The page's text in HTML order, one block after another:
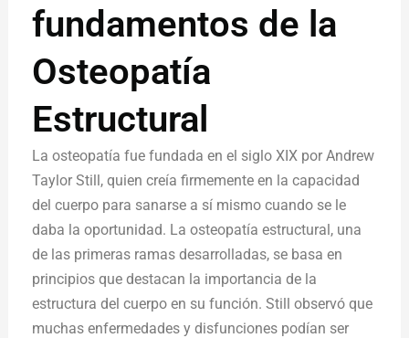
fundamentos de la
Osteopatía
Estructural
La osteopatía fue fundada en el siglo XIX por Andrew
Taylor Still, quien creía firmemente en la capacidad
del cuerpo para sanarse a sí mismo cuando se le
daba la oportunidad. La osteopatía estructural, una
de las primeras ramas desarrolladas, se basa en
principios que destacan la importancia de la
estructura del cuerpo en su función. Still observó que
muchas enfermedades y disfunciones podían ser